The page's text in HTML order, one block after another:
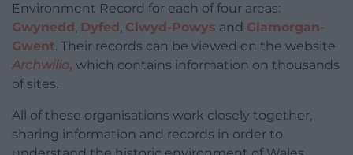
Environment Record for each of four areas:
Gwynedd , Dyfed , Clwyd-Powys and Glamorgan-
Gwent. Their records can be viewed on the website
Archwilio, which contains information on thousands
of sites.
All of these organisations work closely together,
sharing information and records in order to